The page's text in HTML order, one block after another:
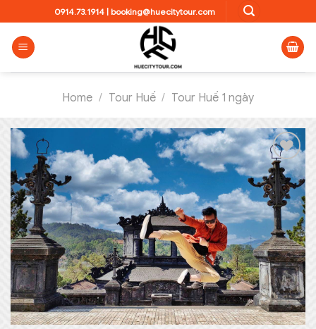
to
content
0914.73.1914 | booking@huecitytour.com
Home / Tour Huế / Tour Huế 1 ngày
Add to
wishlist